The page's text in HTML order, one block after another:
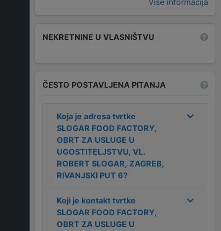
Više informacija
NEKRETNINE U VLASNIŠTVU
ČESTO POSTAVLJENA PITANJA
Koja je adresa tvrtke
SLOGAR FOOD FACTORY,
OBRT ZA USLUGE U
UGOSTITELJSTVU, VL.
ROBERT SLOGAR, ZAGREB,
RIVANJSKI PUT 6?
Koji je kontakt tvrtke
SLOGAR FOOD FACTORY,
OBRT ZA USLUGE U